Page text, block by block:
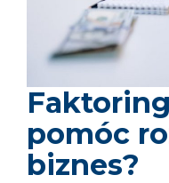
pomóc
biznes?